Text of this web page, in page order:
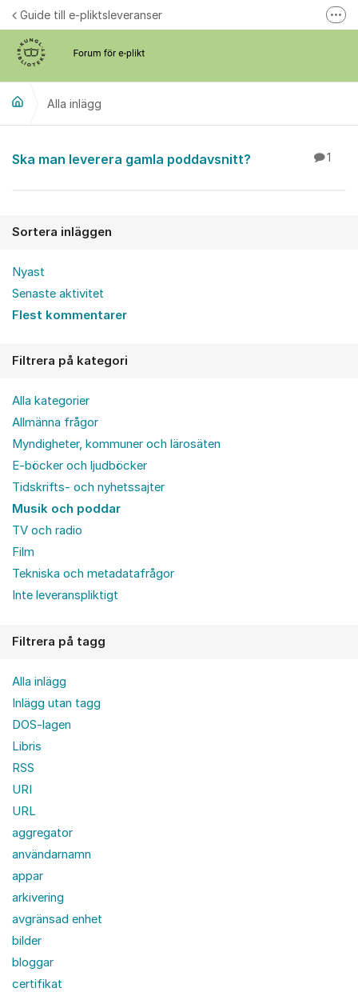
Hoppa till innehåll
Guide till e-pliktsleveranser
Alla inlägg
Alla inlägg
Ska man leverera gamla poddavsnitt? 1
Sortera inläggen
Nyast
Senaste aktivitet
Flest kommentarer
Filtrera på kategori
Alla kategorier
Allmänna frågor
Myndigheter, kommuner och lärosäten
E-böcker och ljudböcker
Tidskrifts- och nyhetssajter
Musik och poddar
TV och radio
Film
Tekniska och metadatafrågor
Inte leveranspliktigt
Filtrera på tagg
Alla inlägg
Inlägg utan tagg
DOS-lagen
Libris
RSS
URI
URL
aggregator
användarnamn
appar
arkivering
avgränsad enhet
bilder
bloggar
certifikat